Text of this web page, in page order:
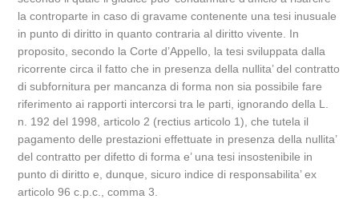
la controparte in caso di gravame contenente una tesi inusuale
in punto di diritto in quanto contraria al diritto vivente. In
proposito, secondo la Corte d’Appello, la tesi sviluppata dalla
ricorrente circa il fatto che in presenza della nullita’ del contratto
di subfornitura per mancanza di forma non sia possibile fare
riferimento ai rapporti intercorsi tra le parti, ignorando della L.
n. 192 del 1998, articolo 2 (rectius articolo 1), che tutela il
pagamento delle prestazioni effettuate in presenza della nullita’
del contratto per difetto di forma e’ una tesi insostenibile in
punto di diritto e, dunque, sicuro indice di responsabilita’ ex
articolo 96 c.p.c., comma 3.